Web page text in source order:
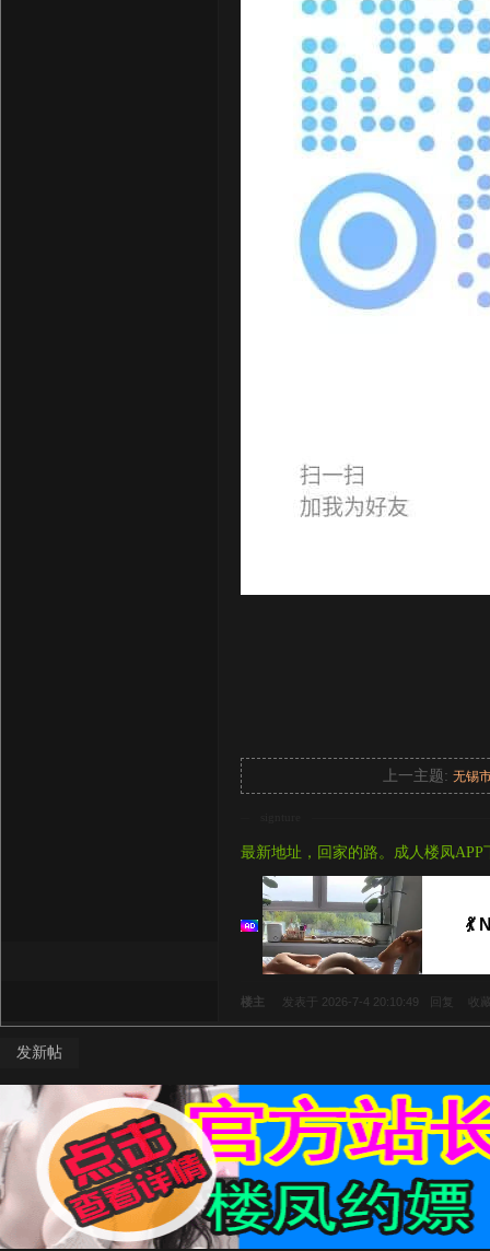
上一主题:无锡
最新地址，回家的路。成人楼凤APP
💃
楼主 发表于 2026-7-4 20:10:49 回复 收
发新帖